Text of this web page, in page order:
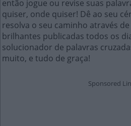
então jogue ou revise suas
quiser, onde quiser! Dê ao seu
resolva o seu caminho através
brilhantes publicadas todos os
solucionador de palavras
muito, e tudo de graça!